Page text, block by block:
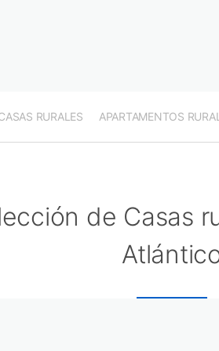
RURALES APARTAMENTOS
de Casas